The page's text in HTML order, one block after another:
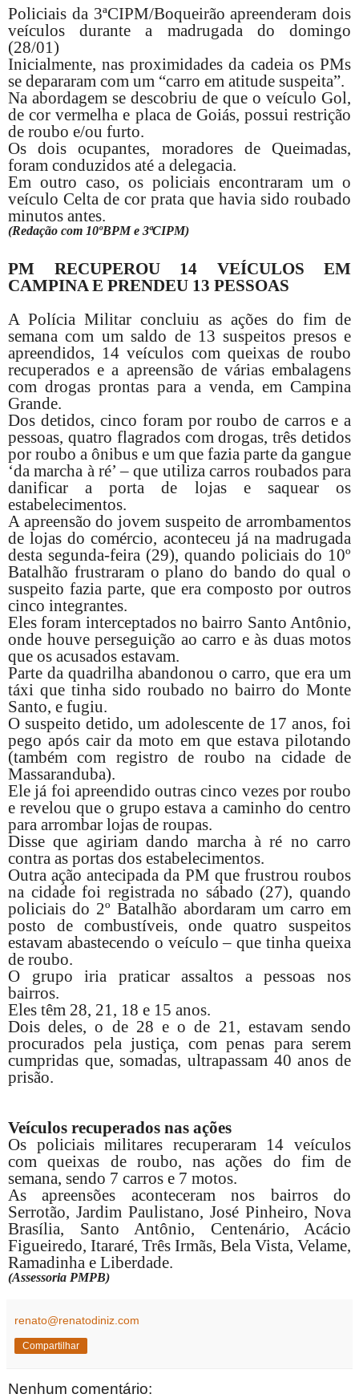
Policiais da 3ªCIPM/Boqueirão apreenderam dois
veículos durante a madrugada do domingo
(28/01)
Inicialmente, nas proximidades da cadeia os PMs
se depararam com um “carro em atitude suspeita”.
Na abordagem se descobriu de que o veículo Gol,
de cor vermelha e placa de Goiás, possui restrição
de roubo e/ou furto.
Os dois ocupantes, moradores de Queimadas,
foram conduzidos até a delegacia.
Em outro caso, os policiais encontraram um o
veículo Celta de cor prata que havia sido roubado
minutos antes.
(Redação com 10ºBPM e 3ªCIPM)
PM RECUPEROU 14 VEÍCULOS EM
CAMPINA E PRENDEU 13 PESSOAS
A Polícia Militar concluiu as ações do fim de
semana com um saldo de 13 suspeitos presos e
apreendidos, 14 veículos com queixas de roubo
recuperados e a apreensão de várias embalagens
com drogas prontas para a venda, em Campina
Grande.
Dos detidos, cinco foram por roubo de carros e a
pessoas, quatro flagrados com drogas, três detidos
por roubo a ônibus e um que fazia parte da gangue
‘da marcha à ré’ – que utiliza carros roubados para
danificar a porta de lojas e saquear os
estabelecimentos.
A apreensão do jovem suspeito de arrombamentos
de lojas do comércio, aconteceu já na madrugada
desta segunda-feira (29), quando policiais do 10º
Batalhão frustraram o plano do bando do qual o
suspeito fazia parte, que era composto por outros
cinco integrantes.
Eles foram interceptados no bairro Santo Antônio,
onde houve perseguição ao carro e às duas motos
que os acusados estavam.
Parte da quadrilha abandonou o carro, que era um
táxi que tinha sido roubado no bairro do Monte
Santo, e fugiu.
O suspeito detido, um adolescente de 17 anos, foi
pego após cair da moto em que estava pilotando
(também com registro de roubo na cidade de
Massaranduba).
Ele já foi apreendido outras cinco vezes por roubo
e revelou que o grupo estava a caminho do centro
para arrombar lojas de roupas.
Disse que agiriam dando marcha à ré no carro
contra as portas dos estabelecimentos.
Outra ação antecipada da PM que frustrou roubos
na cidade foi registrada no sábado (27), quando
policiais do 2º Batalhão abordaram um carro em
posto de combustíveis, onde quatro suspeitos
estavam abastecendo o veículo – que tinha queixa
de roubo.
O grupo iria praticar assaltos a pessoas nos
bairros.
Eles têm 28, 21, 18 e 15 anos.
Dois deles, o de 28 e o de 21, estavam sendo
procurados pela justiça, com penas para serem
cumpridas que, somadas, ultrapassam 40 anos de
prisão.
Veículos recuperados nas ações
Os policiais militares recuperaram 14 veículos
com queixas de roubo, nas ações do fim de
semana, sendo 7 carros e 7 motos.
As apreensões aconteceram nos bairros do
Serrotão, Jardim Paulistano, José Pinheiro, Nova
Brasília, Santo Antônio, Centenário, Acácio
Figueiredo, Itararé, Três Irmãs, Bela Vista, Velame,
Ramadinha e Liberdade.
(Assessoria PMPB)
renato@renatodiniz.com
Compartilhar
Nenhum comentário: